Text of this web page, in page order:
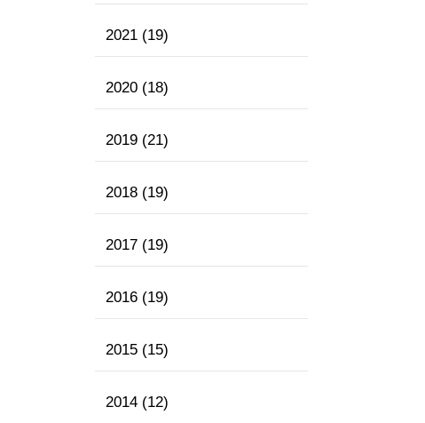
2021 (19)
2020 (18)
2019 (21)
2018 (19)
2017 (19)
2016 (19)
2015 (15)
2014 (12)